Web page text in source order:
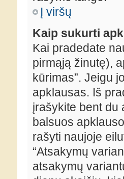
Į viršų
Kaip sukurti
Kai pradedate
pirmąją žinutę),
kūrimas”. Jeigu
apklausas. Iš
įrašykite bent du
balsuos
rašyti naujoje
“Atsakymų
atsakymų